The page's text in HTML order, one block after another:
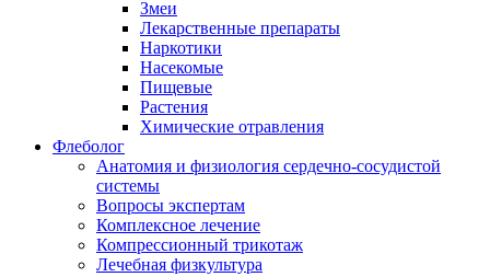
Змеи
Лекарственные препараты
Наркотики
Насекомые
Пищевые
Растения
Химические отравления
Флеболог
Анатомия и физиология сердечно-сосудистой
системы
Вопросы экспертам
Комплексное лечение
Компрессионный трикотаж
Лечебная физкультура